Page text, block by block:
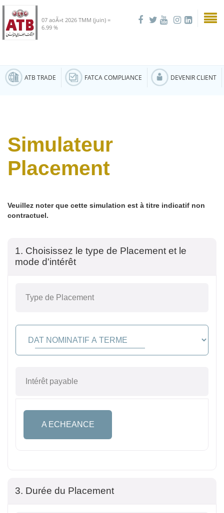
07 aoÃ»t 2026 TMM (juin) =
6.99 %
ATB TRADE FATCA COMPLIANCE DEVENIR CLIENT
Simulateur
Placement
Veuillez noter que cette simulation est à titre indicatif non
contractuel.
1. Choisissez le type de Placement et le
mode d'intérêt
Type de Placement
Intérêt payable
A ECHEANCE
3. Durée du Placement